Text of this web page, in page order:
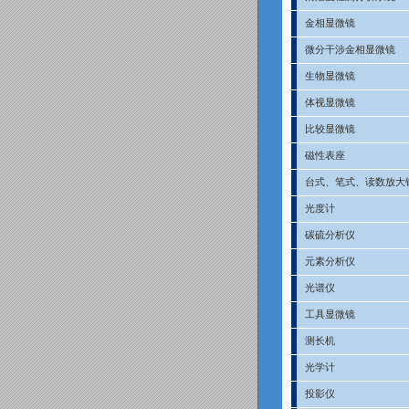
金相显微镜
微分干涉金相显微镜
生物显微镜
体视显微镜
比较显微镜
磁性表座
台式、笔式、读数放大
光度计
碳硫分析仪
元素分析仪
光谱仪
工具显微镜
测长机
光学计
投影仪